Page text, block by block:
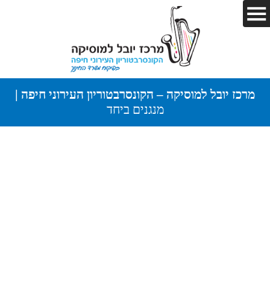
מרכז יובל למוסיקה – הקונסרבטוריון העירוני חיפה |
מנגנים ביחד